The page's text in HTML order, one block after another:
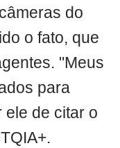
do
o fato, que
"Meus
para
ele de citar o